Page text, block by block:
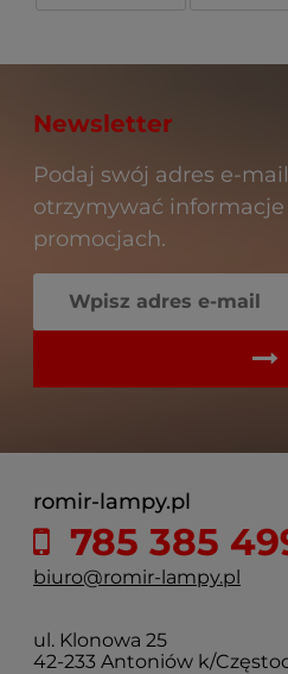
Newsletter
Podaj swój adres e-
otrzymywać
promocjach.
romir-lampy.pl
785 385
biuro@romir-lampy.pl
ul. Klonowa 25
42-233 Antoniów k/